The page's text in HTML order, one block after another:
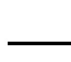
คำตอบของผมก็
ขึ้นตั้งแต่แรกที่ก
1) สตอรี่เรื่องขอ